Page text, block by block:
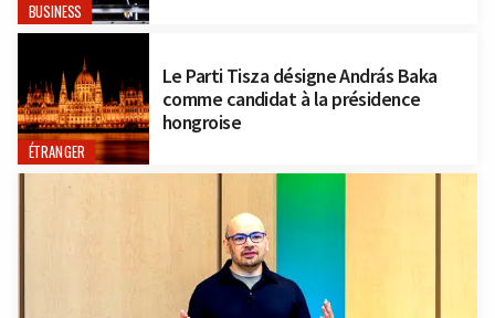
BUSINESS
ÉTRANGER
Le Parti Tisza désigne András Baka
comme candidat à la présidence
hongroise